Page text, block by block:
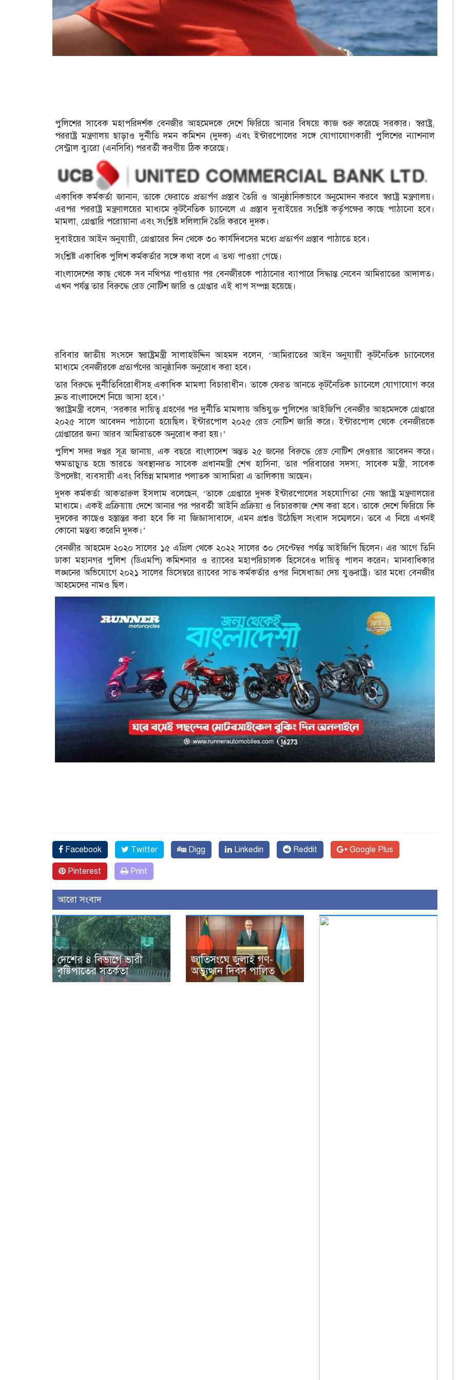
পুলিশের সাবেক মহাপরিদর্শক বেনজীর আহমেদকে দেশে ফিরিয়ে আনার বিষয়ে কাজ শুরু করেছে সরকার। স্বরাষ্ট্র,
পররাষ্ট্র মন্ত্রণালয় ছাড়াও দুর্নীতি দমন কমিশন (দুদক) এবং ইন্টারপোলের সঙ্গে যোগাযোগকারী পুলিশের ন্যাশনাল
সেন্ট্রাল ব্যুরো (এনসিবি) পরবর্তী করণীয় ঠিক করেছে।
একাধিক কর্মকর্তা জানান, তাকে ফেরাতে প্রত্যর্পণ প্রস্তাব তৈরি ও আনুষ্ঠানিকভাবে অনুমোদন করবে স্বরাষ্ট্র মন্ত্রণালয়।
এরপর পররাষ্ট্র মন্ত্রণালয়ের মাধ্যমে কূটনৈতিক চ্যানেলে এ প্রস্তাব দুবাইয়ের সংশ্লিষ্ট কর্তৃপক্ষের কাছে পাঠানো হবে।
মামলা, গ্রেপ্তারি পরোয়ানা এবং সংশ্লিষ্ট দলিলাদি তৈরি করবে দুদক।
দুবাইয়ের আইন অনুযায়ী, গ্রেপ্তারের দিন থেকে ৩০ কার্যদিবসের মধ্যে প্রত্যর্পণ প্রস্তাব পাঠাতে হবে।
সংশ্লিষ্ট একাধিক পুলিশ কর্মকর্তার সঙ্গে কথা বলে এ তথ্য পাওয়া গেছে।
বাংলাদেশের কাছ থেকে সব নথিপত্র পাওয়ার পর বেনজীরকে পাঠানোর ব্যাপারে সিদ্ধান্ত নেবেন আমিরাতের আদালত।
এখন পর্যন্ত তার বিরুদ্ধে রেড নোটিশ জারি ও গ্রেপ্তার এই ধাপ সম্পন্ন হয়েছে।
রবিবার জাতীয় সংসদে স্বরাষ্ট্রমন্ত্রী সালাহউদ্দিন আহমদ বলেন, ‘আমিরাতের আইন অনুযায়ী কূটনৈতিক চ্যানেলের
মাধ্যমে বেনজীরকে প্রত্যর্পণের আনুষ্ঠানিক অনুরোধ করা হবে।
তার বিরুদ্ধে দুর্নীতিবিরোধীসহ একাধিক মামলা বিচারাধীন। তাকে ফেরত আনতে কূটনৈতিক চ্যানেলে যোগাযোগ করে
দ্রুত বাংলাদেশে নিয়ে আসা হবে।’
স্বরাষ্ট্রমন্ত্রী বলেন, ‘সরকার দায়িত্ব গ্রহণের পর দুর্নীতি মামলায় অভিযুক্ত পুলিশের আইজিপি বেনজীর আহমেদকে গ্রেপ্তারে
২০২৫ সালে আবেদন পাঠানো হয়েছিল। ইন্টারপোল ২০২৫ রেড নোটিশ জারি করে। ইন্টারপোল থেকে বেনজীরকে
গ্রেপ্তারের জন্য আরব আমিরাতকে অনুরোধ করা হয়।’
পুলিশ সদর দপ্তর সূত্র জানায়, এক বছরে বাংলাদেশ অন্তত ২৫ জনের বিরুদ্ধে রেড নোটিশ দেওয়ার আবেদন করে।
ক্ষমতাচ্যুত হয়ে ভারতে অবস্থানরত সাবেক প্রধানমন্ত্রী শেখ হাসিনা, তার পরিবারের সদস্য, সাবেক মন্ত্রী, সাবেক
উপদেষ্টা, ব্যবসায়ী এবং বিভিন্ন মামলার পলাতক আসামিরা এ তালিকায় আছেন।
দুদক কর্মকর্তা আকতারুল ইসলাম বলেছেন, ‘তাকে গ্রেপ্তারে দুদক ইন্টারপোলের সহযোগিতা নেয় স্বরাষ্ট্র মন্ত্রণালয়ের
মাধ্যমে। একই প্রক্রিয়ায় দেশে আনার পর পরবর্তী আইনি প্রক্রিয়া ও বিচারকাজ শেষ করা হবে। তাকে দেশে ফিরিয়ে কি
দুদকের কাছেও হস্তান্তর করা হবে কি না জিজ্ঞাসাবাদে, এমন প্রশ্নও উঠেছিল সংবাদ সম্মেলনে। তবে এ নিয়ে এখনই
কোনো মন্তব্য করেনি দুদক।’
বেনজীর আহমেদ ২০২০ সালের ১৫ এপ্রিল থেকে ২০২২ সালের ৩০ সেপ্টেম্বর পর্যন্ত আইজিপি ছিলেন। এর আগে তিনি
ঢাকা মহানগর পুলিশ (ডিএমপি) কমিশনার ও র‍্যাবের মহাপরিচালক হিসেবেও দায়িত্ব পালন করেন। মানবাধিকার
লঙ্ঘনের অভিযোগে ২০২১ সালের ডিসেম্বরে র‍্যাবের সাত কর্মকর্তার ওপর নিষেধাজ্ঞা দেয় যুক্তরাষ্ট্র। তার মধ্যে বেনজীর
আহমেদের নামও ছিল।
Facebook Twitter Digg Linkedin Reddit Google Plus
Pinterest Print
আরো সংবাদ
দেশের ৪ বিভাগে ভারী
বৃষ্টিপাতের সতর্কতা
জাতিসংঘে জুলাই গণ-
অভ্যুত্থান দিবস পালিত